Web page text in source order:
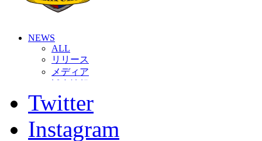
NEWS
ALL
リリース
メディア
グッズ
ファンコミュニティ
ホームタウン
Twitter
Instagram